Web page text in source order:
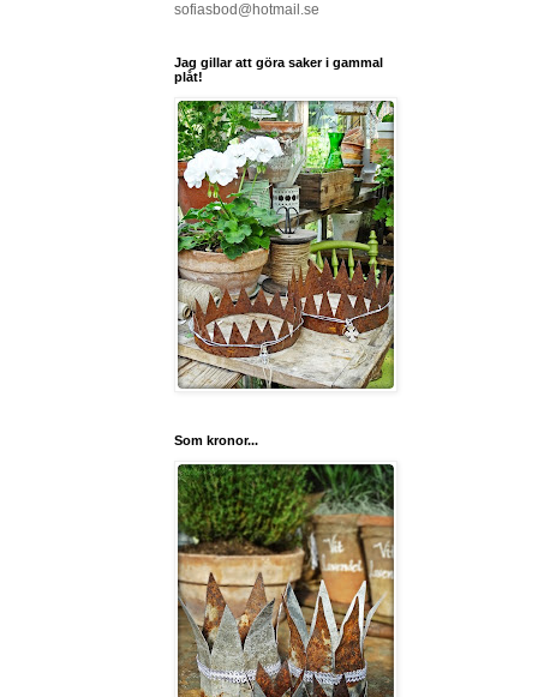
sofiasbod@hotmail.se
Jag gillar att göra saker i gammal
plåt!
Som kronor...